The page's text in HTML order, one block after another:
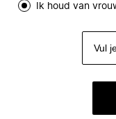
Ik houd van